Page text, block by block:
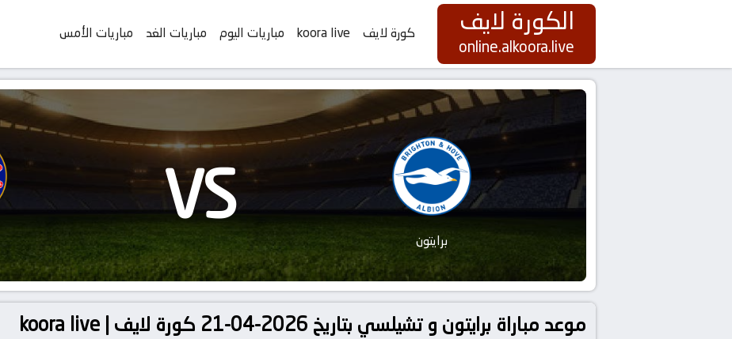
الكورة لايف
online.alkoora.live
كورة لايف koora live مباريات اليوم مباريات الغد مباريات الأمس
برايتون VS
موعد مباراة برايتون و تشيلسي بتاريخ 2026-04-21 كورة لايف | koora live